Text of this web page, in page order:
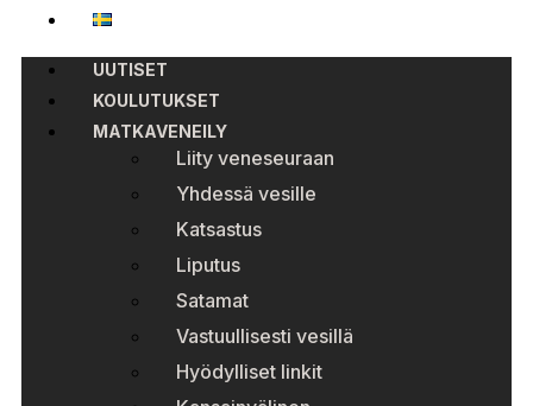
UUTISET
KOULUTUKSET
MATKAVENEILY
Liity veneseuraan
Yhdessä vesille
Katsastus
Liputus
Satamat
Vastuullisesti vesillä
Hyödylliset linkit